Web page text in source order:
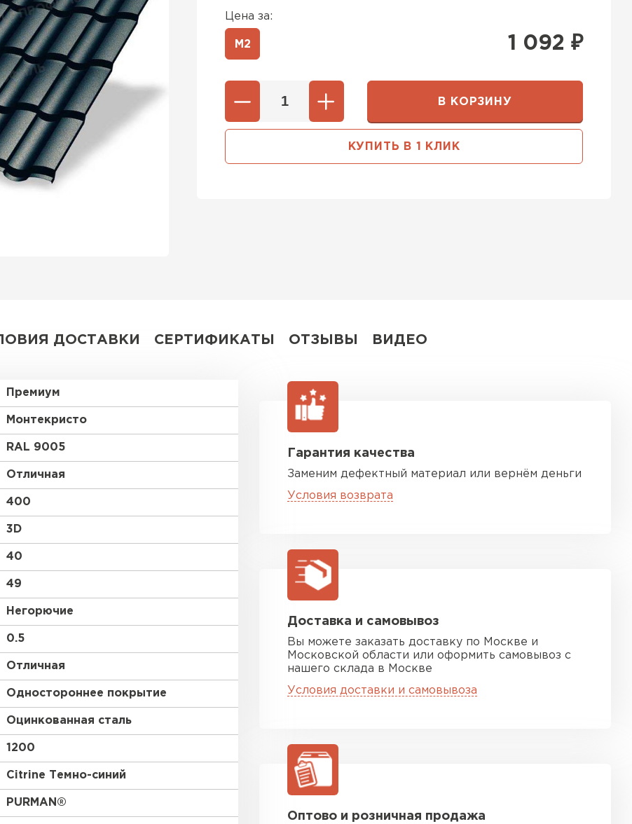
Цена за:
М2 1 092 ₽
В КОРЗИНУ
КУПИТЬ В 1 КЛИК
ДОСТАВКИ СЕРТИФИКАТЫ ОТЗЫВЫ ВИДЕО
Премиум
Монтекристо
RAL 9005
Отличная
400
3D
40
49
Негорючие
0.5
Отличная
Одностороннее покрытие
Оцинкованная сталь
1200
Citrine Темно-синий
PURMAN®
Гарантия качества
Заменим дефектный материал или вернём деньги
Условия возврата
Доставка и самовывоз
Вы можете заказать доставку по Москве и
Московской области или оформить самовывоз с
нашего склада в Москве
Условия доставки и самовывоза
Оптово и розничная продажа